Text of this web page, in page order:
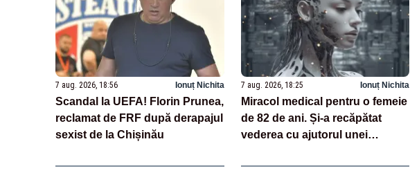
7 aug. 2026, 18:56 Ionuț Nichita
Scandal la UEFA! Florin Prunea,
reclamat de FRF după derapajul
sexist de la Chișinău
7 aug. 2026, 18:25 Ionuț Nichita
Miracol medical pentru o femeie
de 82 de ani. Și-a recăpătat
vederea cu ajutorul unei